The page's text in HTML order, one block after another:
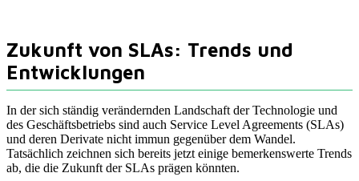
Zukunft von SLAs: Trends und
Entwicklungen
In der sich ständig verändernden Landschaft der Technologie und
des Geschäftsbetriebs sind auch Service Level Agreements (SLAs)
und deren Derivate nicht immun gegenüber dem Wandel.
Tatsächlich zeichnen sich bereits jetzt einige bemerkenswerte Trends
ab, die die Zukunft der SLAs prägen könnten.